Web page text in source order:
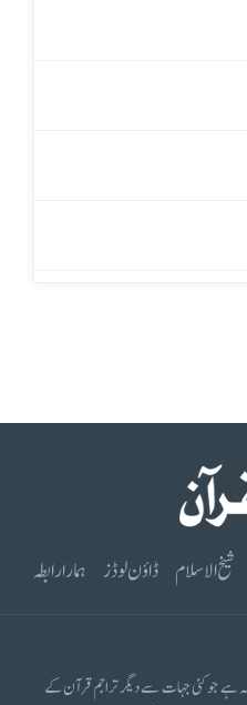
شیخ الاسلام ڈاؤن لوڈز ہمارا رابطہ
ہے جو کئی جہات سے دیگر تراجم قرآن کے